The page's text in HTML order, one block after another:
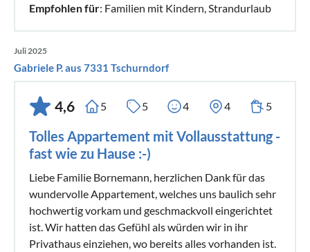
Empfohlen für: Familien mit Kindern, Strandurlaub
Juli 2025
Gabriele P. aus 7331 Tschurndorf
4,6 5 5 4 4 5
Tolles Appartement mit Vollausstattung -
fast wie zu Hause :-)
Liebe Familie Bornemann, herzlichen Dank für das
wundervolle Appartement, welches uns baulich sehr
hochwertig vorkam und geschmackvoll eingerichtet
ist. Wir hatten das Gefühl als würden wir in ihr
Privathaus einziehen, wo bereits alles vorhanden ist.